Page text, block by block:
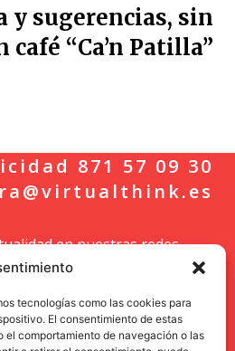
tecnologías como las cookies para
El consentimiento de estas
el comportamiento de navegación o las
y sugerencias, sin
café “Ca’n Patilla”
871 57 09 30
en nuestras redes